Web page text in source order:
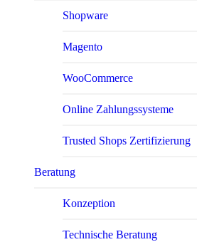
Shopware
Magento
WooCommerce
Online Zahlungssysteme
Trusted Shops Zertifizierung
Beratung
Konzeption
Technische Beratung